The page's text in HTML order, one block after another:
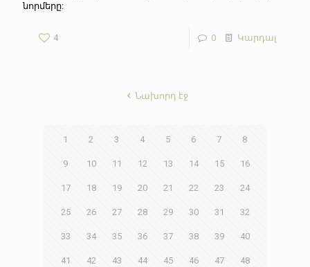
նորմերը:
4 0 Կարդալ
Նախորդ էջ
1 2 3 4 5 6 7 8
9 10 11 12 13 14 15 16
17 18 19 20 21 22 23 24
25 26 27 28 29 30 31 32
33 34 35 36 37 38 39 40
41 42 43 44 45 46 47 48